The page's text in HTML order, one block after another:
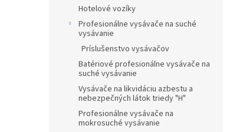
Hotelové vozíky
Profesionálne vysávače na suché
vysávanie
Príslušenstvo vysávačov
Batériové profesionálne vysávače na
suché vysávanie
Vysávače na likvidáciu azbestu a
nebezpečných látok triedy "H"
Profesionálne vysávače na
mokrosuché vysávanie